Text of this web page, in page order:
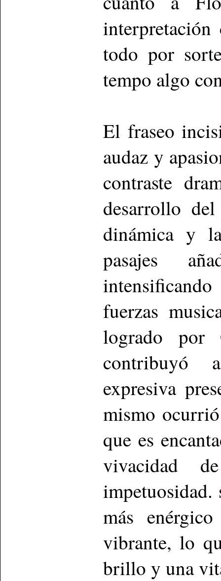
todo por
tempo algo
El fraseo
audaz y
contraste
desarrollo
dinámica y
pasajes
fuerzas
logrado por
contribuyó
expresiva
mismo
que es
vivacidad
impetuosidad.
más
vibrante, lo
brillo y una